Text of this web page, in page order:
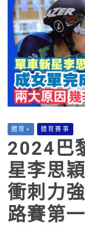
體育+ 體育賽事
2024巴
星李思
衝刺力
路賽第